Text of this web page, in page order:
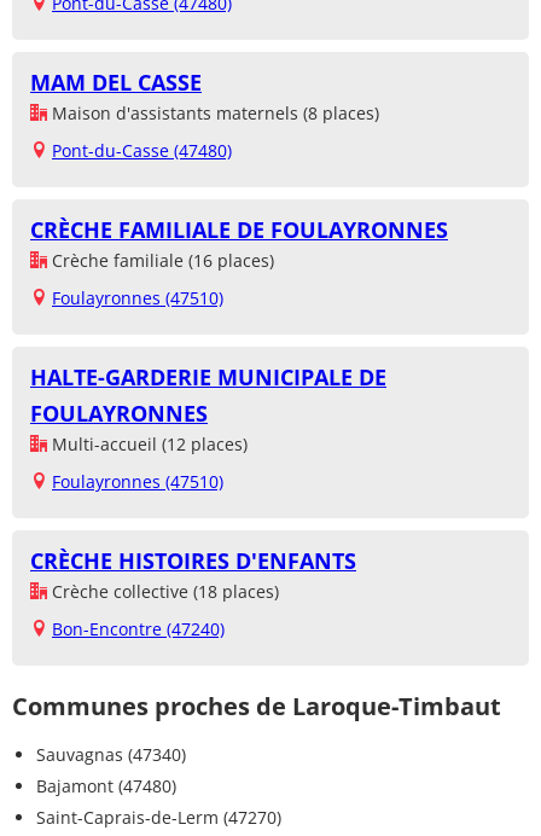
MAM DEL CASSE
Maison d'assistants maternels (8 places)
Pont-du-Casse (47480)
CRÈCHE FAMILIALE DE FOULAYRONNES
Crèche familiale (16 places)
Foulayronnes (47510)
HALTE-GARDERIE MUNICIPALE DE
FOULAYRONNES
Multi-accueil (12 places)
Foulayronnes (47510)
CRÈCHE HISTOIRES D'ENFANTS
Crèche collective (18 places)
Bon-Encontre (47240)
Communes proches de Laroque-Timbaut
Sauvagnas (47340)
Bajamont (47480)
Saint-Caprais-de-Lerm (47270)